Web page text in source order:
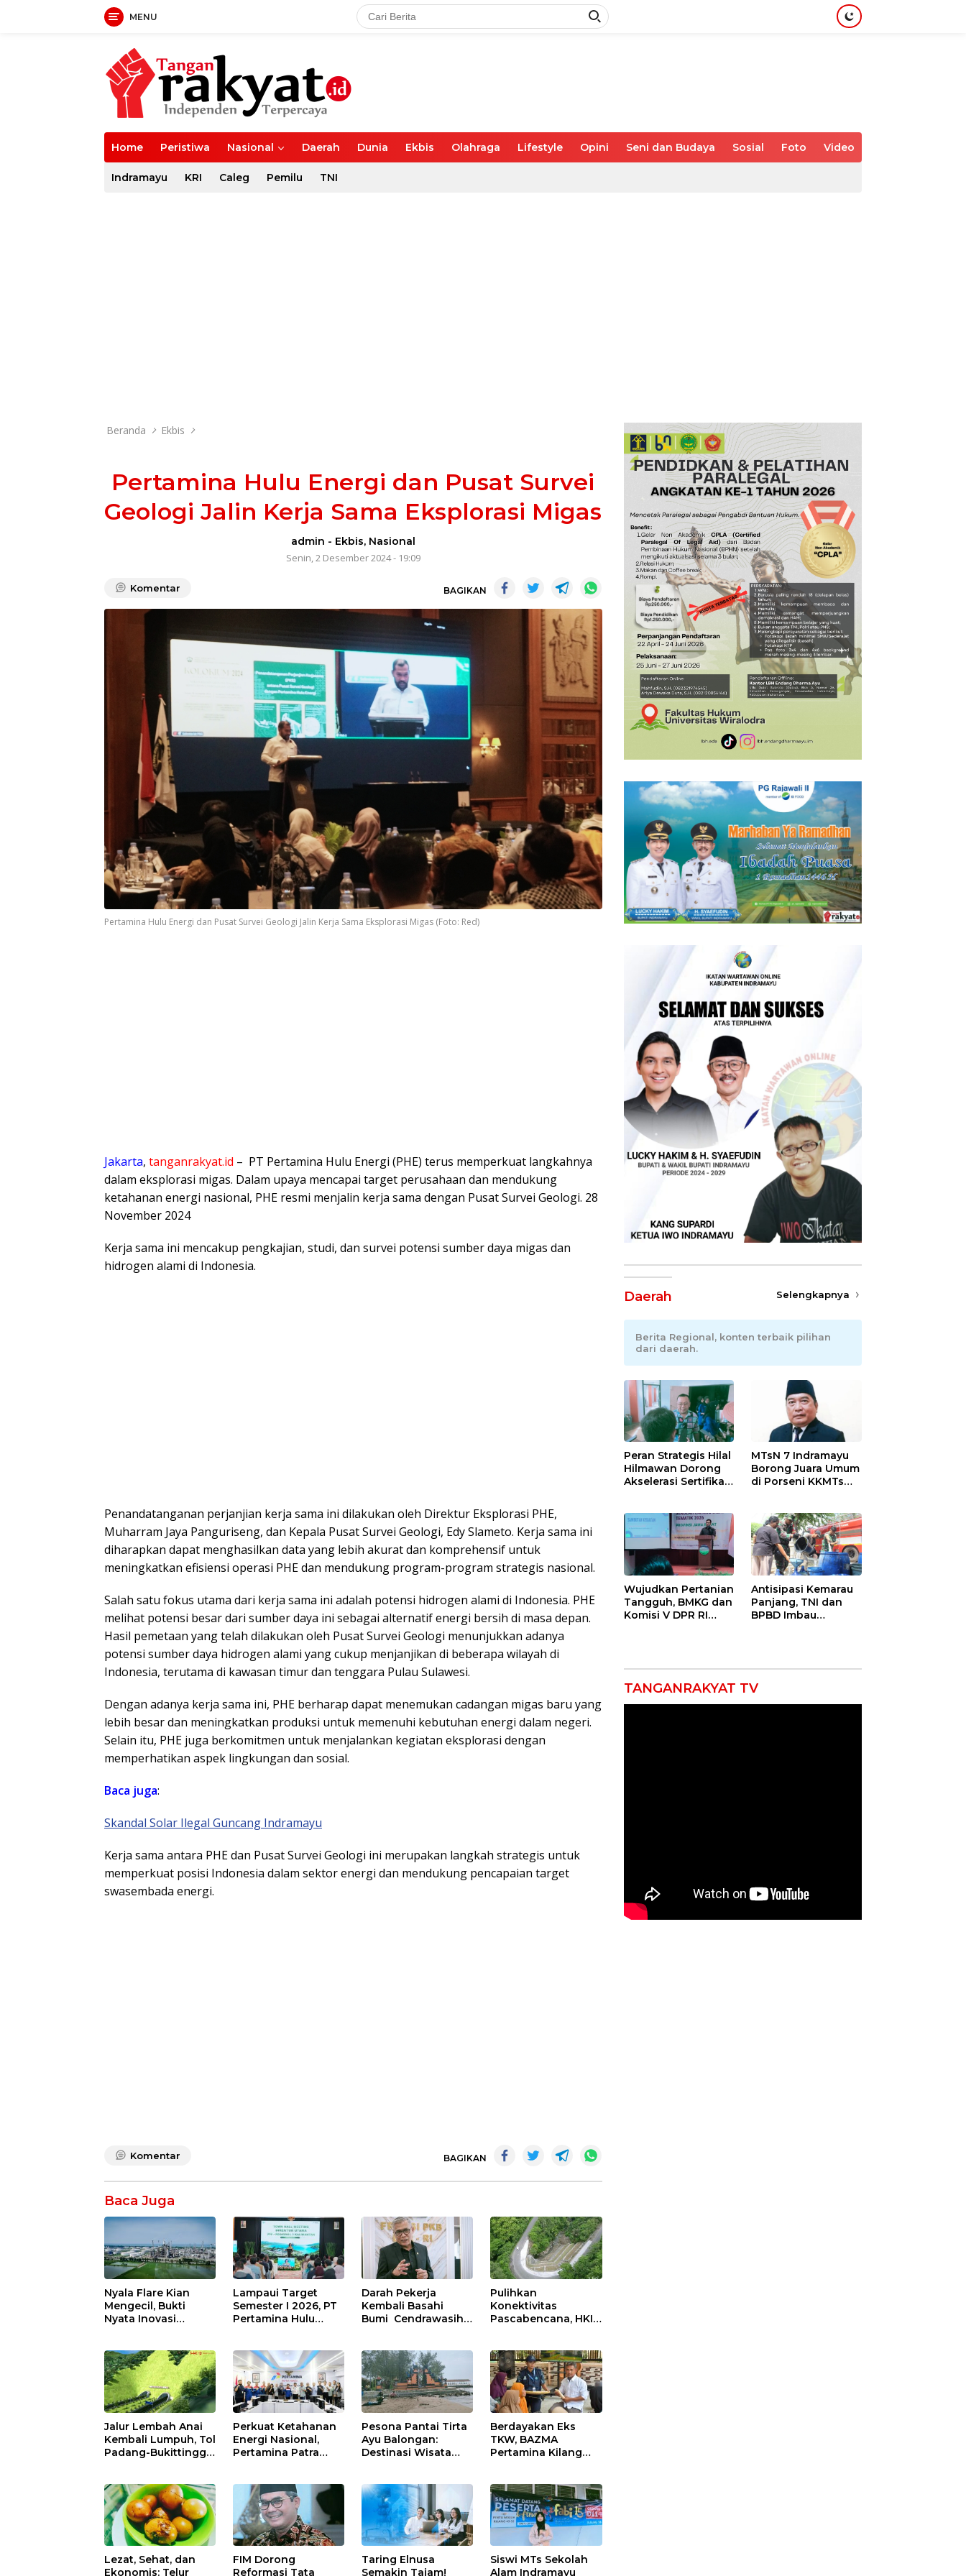
MENU
Home Peristiwa Nasional Daerah Dunia Ekbis Olahraga Lifestyle Opini Seni dan Budaya Sosial Foto Video
Indramayu KRI Caleg Pemilu TNI
Beranda Ekbis
Pertamina Hulu Energi dan Pusat Survei
Geologi Jalin Kerja Sama Eksplorasi Migas
admin - Ekbis, Nasional
Senin, 2 Desember 2024 - 19:09
Komentar BAGIKAN
Pertamina Hulu Energi dan Pusat Survei Geologi Jalin Kerja Sama Eksplorasi Migas (Foto: Red)
Jakarta, tanganrakyat.id – PT Pertamina Hulu Energi (PHE) terus memperkuat langkahnya
dalam eksplorasi migas. Dalam upaya mencapai target perusahaan dan mendukung
ketahanan energi nasional, PHE resmi menjalin kerja sama dengan Pusat Survei Geologi. 28
November 2024
Kerja sama ini mencakup pengkajian, studi, dan survei potensi sumber daya migas dan
hidrogen alami di Indonesia.
Penandatanganan perjanjian kerja sama ini dilakukan oleh Direktur Eksplorasi PHE,
Muharram Jaya Panguriseng, dan Kepala Pusat Survei Geologi, Edy Slameto. Kerja sama ini
diharapkan dapat menghasilkan data yang lebih akurat dan komprehensif untuk
meningkatkan efisiensi operasi PHE dan mendukung program-program strategis nasional.
Salah satu fokus utama dari kerja sama ini adalah potensi hidrogen alami di Indonesia. PHE
melihat potensi besar dari sumber daya ini sebagai alternatif energi bersih di masa depan.
Hasil pemetaan yang telah dilakukan oleh Pusat Survei Geologi menunjukkan adanya
potensi sumber daya hidrogen alami yang cukup menjanjikan di beberapa wilayah di
Indonesia, terutama di kawasan timur dan tenggara Pulau Sulawesi.
Dengan adanya kerja sama ini, PHE berharap dapat menemukan cadangan migas baru yang
lebih besar dan meningkatkan produksi untuk memenuhi kebutuhan energi dalam negeri.
Selain itu, PHE juga berkomitmen untuk menjalankan kegiatan eksplorasi dengan
memperhatikan aspek lingkungan dan sosial.
Baca juga:
Skandal Solar Ilegal Guncang Indramayu
Kerja sama antara PHE dan Pusat Survei Geologi ini merupakan langkah strategis untuk
memperkuat posisi Indonesia dalam sektor energi dan mendukung pencapaian target
swasembada energi.
Komentar BAGIKAN
Baca Juga
Nyala Flare Kian
Mengecil, Bukti
Nyata Inovasi
Balongan Dukung
Net Zero Emission
2060
Lampaui Target
Semester I 2026, PT
Pertamina Hulu
Nasional Lewat
Inovasi &
Keselamatan Kerja
Darah Pekerja
Kembali Basahi
Bumi Cendrawasih:
Infrastruktur di
Tolikara!
Pulihkan
Konektivitas
Pascabencana, HKI
Lembah Anai dan
Malalak
Jalur Lembah Anai
Kembali Lumpuh, Tol
Padang-Bukittinggi
Perkuat Ketahanan
Energi Nasional,
Pertamina Patra
Sinergi Utilisasi Jetty
Propylene
Pesona Pantai Tirta
Ayu Balongan:
Destinasi Wisata
Indramayu
Berdayakan Eks
TKW, BAZMA
Pertamina Kilang
Guna Pacu Ekonomi
Desa Rawadalem
Lezat, Sehat, dan
Ekonomis: Telur
FIM Dorong
Reformasi Tata
Taring Elnusa
Semakin Tajam!
Siswi MTs Sekolah
Alam Indramayu
Daerah Selengkapnya
Berita Regional, konten terbaik pilihan
dari daerah.
Peran Strategis Hilal
Hilmawan Dorong
Akselerasi Sertifikasi
Kemiskinan di
Indramayu
MTsN 7 Indramayu
Borong Juara Umum
di Porseni KKMTs
Wujudkan Pertanian
Tangguh, BMKG dan
Komisi V DPR RI
Iklim
Antisipasi Kemarau
Panjang, TNI dan
BPBD Imbau
TANGANRAKYAT TV